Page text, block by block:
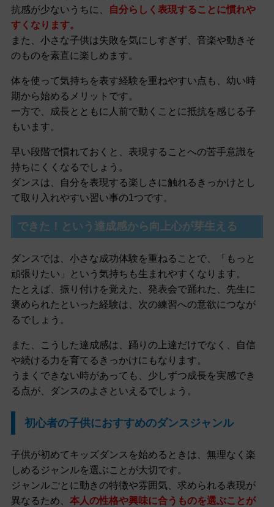
抗感が少ないうちに、
自分らしく表現することに慣れや
すくなります。
また、小さな子供は失敗を気にしすぎず、音楽や動きそ
のものを素直に楽しめます。
体を使って気持ちを表す経験を重ねやすい点も、幼い時
期から始めるメリットです。
一方で、成長とともに人前で動くことに抵抗を感じる子
もいます。
早い段階で慣れておくと、表現することへの苦手意識を
持ちにくくなるでしょう。
ダンスは、自分を表現する楽しさに触れるきっかけとし
て取り入れやすい習い事の1つです。
できた！という達成感から向上心が芽生える
ダンスでは、小さな成功体験を重ねることで、「もっと
頑張りたい」という気持ちも生まれやすくなります。
たとえば、振り付けを覚えた、発表会で踊れた、先生に
褒められたといった経験は、次の練習への意欲につなが
るでしょう。
また、こうした達成感は、踊りの上達だけでなく、自信
や続ける力を育てるきっかけにもなります。
うまくできない時があっても、少しずつ成長を実感でき
る点が、ダンスのよさといえるでしょう。
初心者の子供におすすめのダンスジャンル
子供が初めてキッズダンスを始めるときは、無理なく楽
しめるジャンルを選ぶことが大切です。
ジャンルごとに動きの特徴や雰囲気、求められる表現が
異なるため、 本人の性格や興味に合うものを選ぶことが